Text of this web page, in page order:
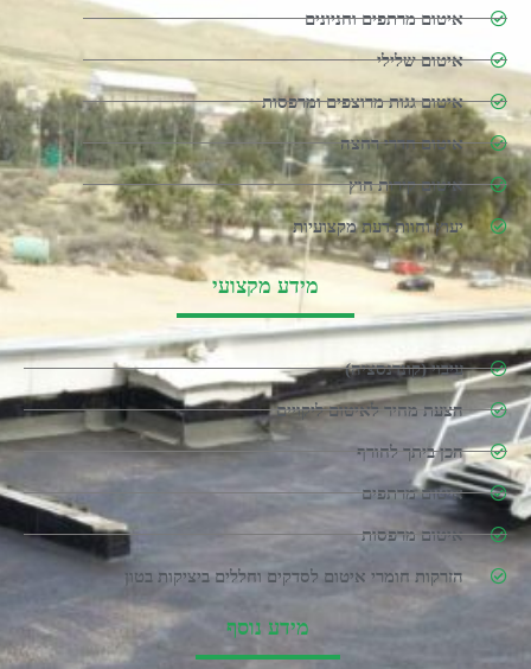
איטום מרתפים וחניונים
איטום שלילי
איטום גגות מרוצפים ומרפסות
איטום חדרי רחצה
איטום קירות חוץ
יעוץ וחוות דעת מקצועיות
מידע מקצועי
עיבוי (קונדנסציה)
הצעת מחיר לאיטום ליקויים
הכן ביתך לחורף
איטום מרתפים
איטום מרפסות
הזרקות חומרי איטום לסדקים וחללים ביציקות בטון
מידע נוסף